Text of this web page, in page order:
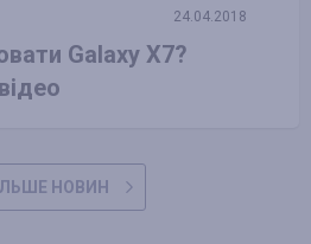
24.04.2018
Galaxy X7?
НОВИН